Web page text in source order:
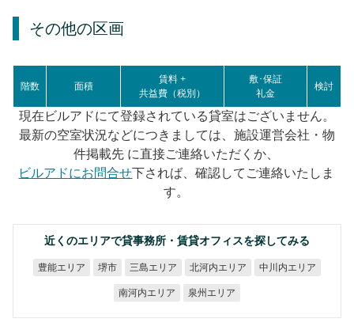
その他の区画
階数 面積
賃料 +
共益費（税別）
敷･保証
礼金
検討
現在ビルアドにて登録されている貸室はございません。
最新の空室状況などにつきましては、施設運営会社・物
件掲載先 に直接ご連絡いただくか、
ビルアドにお問合せ下されば、確認してご連絡いたしま
す。
近くのエリアで貸事務所・賃貸オフィスを探してみる
豊能エリア 堺市 三島エリア 北河内エリア 中川内エリア
南河内エリア 泉州エリア